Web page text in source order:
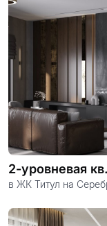
2-уровневая
в ЖК Титул на